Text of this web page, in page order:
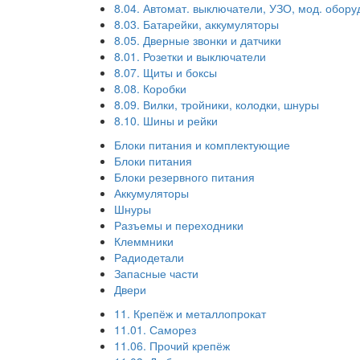
8.04. Автомат. выключатели, УЗО, мод.
8.03. Батарейки, аккумуляторы
8.05. Дверные звонки и датчики
8.01. Розетки и выключатели
8.07. Щиты и боксы
8.08. Коробки
8.09. Вилки, тройники, колодки, шнуры
8.10. Шины и рейки
Блоки питания и комплектующие
Блоки питания
Блоки резервного питания
Аккумуляторы
Шнуры
Разъемы и переходники
Клеммники
Радиодетали
Запасные части
Двери
11. Крепёж и металлопрокат
11.01. Саморез
11.06. Прочий крепёж